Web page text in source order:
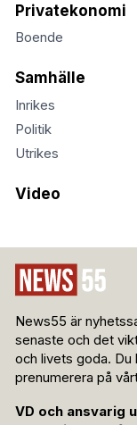
Privatekonomi
Boende
Samhälle
Inrikes
Politik
Utrikes
Video
News55 är
senaste och det
och livets goda. Du
prenumerera på
VD och ansvarig